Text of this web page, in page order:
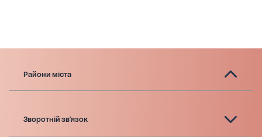
Райони міста
Зворотній зв'язок